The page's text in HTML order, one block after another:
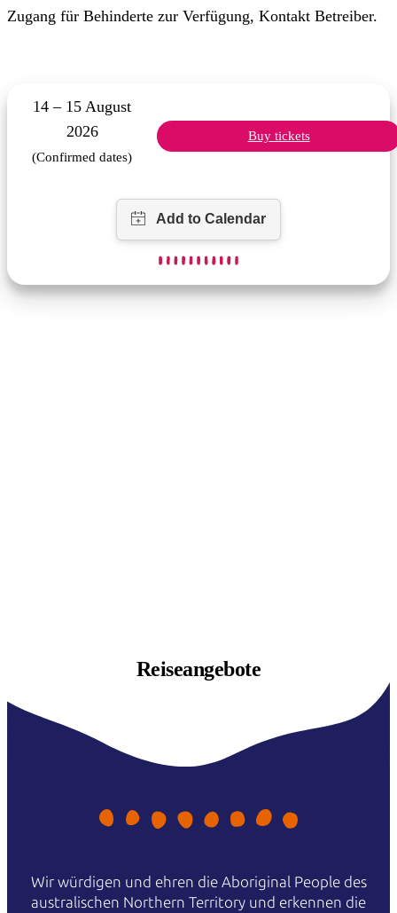
Zugang für Behinderte zur Verfügung, Kontakt Betreiber.
14 – 15 August
2026
(Confirmed dates)
Buy tickets
Reiseangebote
Wir würdigen und ehren die Aboriginal People des
australischen Northern Territory und erkennen die